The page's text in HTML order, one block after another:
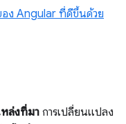
ง Angular ที่ดีขึ้นด้วย
ล่งที่มา การเปลี่ยนแปลง